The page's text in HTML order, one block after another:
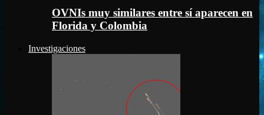
OVNIs muy similares entre sí aparecen en
Florida y Colombia
Investigaciones